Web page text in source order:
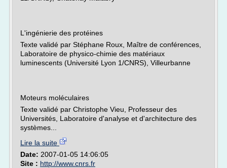
L'ingénierie des protéines
Texte validé par Stéphane Roux, Maître de conférences,
Laboratoire de physico-chimie des matériaux
luminescents (Université Lyon 1/CNRS), Villeurbanne
Moteurs moléculaires
Texte validé par Christophe Vieu, Professeur des
Universités, Laboratoire d'analyse et d'architecture des
systèmes...
Lire la suite
Date: 2007-01-05 14:06:05
Site : http://www.cnrs.fr